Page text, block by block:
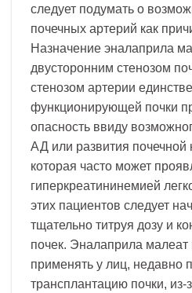
следует подумать о
почечных артерий как
Назначение эналаприла
двусторонним стенозом
стенозом артерии
функционирующей почки
опасность ввиду
АД или развития почечной
которая часто может
гиперкреатининемией
этих пациентов следует
тщательно титруя дозу и
почек. Эналаприла
применять у лиц, недавно
трансплантацию почки, из-